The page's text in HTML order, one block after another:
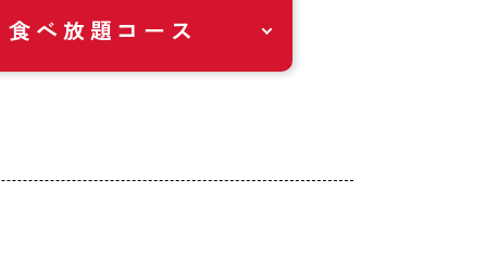
食べ放題コース